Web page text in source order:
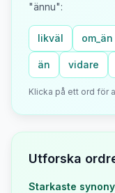
"ännu":
likväl om_än
än vidare
Klicka på ett ord för
Utforska
Starkaste